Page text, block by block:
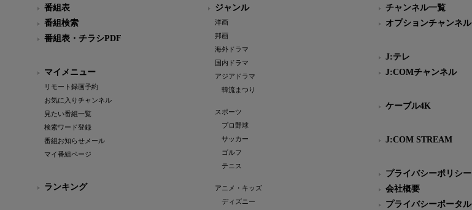
番組表
番組検索
番組表・チラシPDF
マイメニュー
リモート録画予約
お気に入りチャンネル
見たい番組一覧
検索ワード登録
番組お知らせメール
マイ番組ページ
ランキング
ジャンル
洋画
邦画
海外ドラマ
国内ドラマ
アジアドラマ
韓流まつり
スポーツ
プロ野球
サッカー
ゴルフ
テニス
アニメ・キッズ
ディズニー
チャンネル一覧
オプションチャンネル
J:テレ
J:COMチャンネル
ケーブル4K
J:COM STREAM
プライバシーポリシー
会社概要
プライバシーポータル